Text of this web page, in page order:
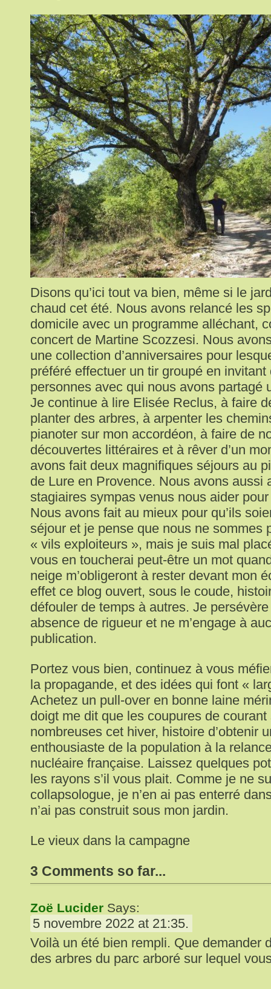
Disons qu’ici tout va bien, même si le
chaud cet été. Nous avons relancé les
domicile avec un programme alléchant,
concert de Martine Scozzesi. Nous
une collection d’anniversaires pour
préféré effectuer un tir groupé en invitant
personnes avec qui nous avons partagé
Je continue à lire Elisée Reclus, à faire
planter des arbres, à arpenter les
pianoter sur mon accordéon, à faire de
découvertes littéraires et à rêver d’un
avons fait deux magnifiques séjours au
de Lure en Provence. Nous avons aussi
stagiaires sympas venus nous aider
Nous avons fait au mieux pour qu’ils
séjour et je pense que nous ne sommes
« vils exploiteurs », mais je suis mal
vous en toucherai peut-être un mot
neige m’obligeront à rester devant mon
effet ce blog ouvert, sous le coude,
défouler de temps à autres. Je
absence de rigueur et ne m’engage à
publication.
Portez vous bien, continuez à vous
la propagande, et des idées qui font «
Achetez un pull-over en bonne laine
doigt me dit que les coupures de courant
nombreuses cet hiver, histoire d’obtenir
enthousiaste de la population à la
nucléaire française. Laissez quelques
les rayons s’il vous plait. Comme je ne
collapsologue, je n’en ai pas enterré
n’ai pas construit sous mon jardin.
Le vieux dans la campagne
3 Comments so far...
Zoë Lucider Says:
5 novembre 2022 at 21:35.
Voilà un été bien rempli. Que demander
des arbres du parc arboré sur lequel